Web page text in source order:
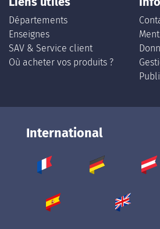
Départements
Enseignes
SAV & Service client
Où acheter vos produits ?
International